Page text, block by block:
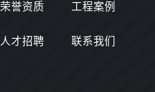
荣誉资质 工程案例
人才招聘 联系我们